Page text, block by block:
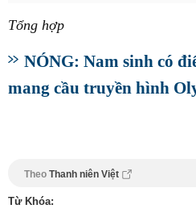
Tổng hợp
NÓNG: Nam sinh có
mang cầu truyền hình
Theo Thanh niên Việt
Từ Khóa: